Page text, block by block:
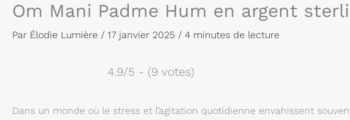
Om Mani Padme Hum en argent
Par Élodie Lumière / 17 janvier 2025 / 4 minutes de lecture
4.9/5 - (9 votes)
Dans un monde où le stress et l’agitation quotidienne envahissent